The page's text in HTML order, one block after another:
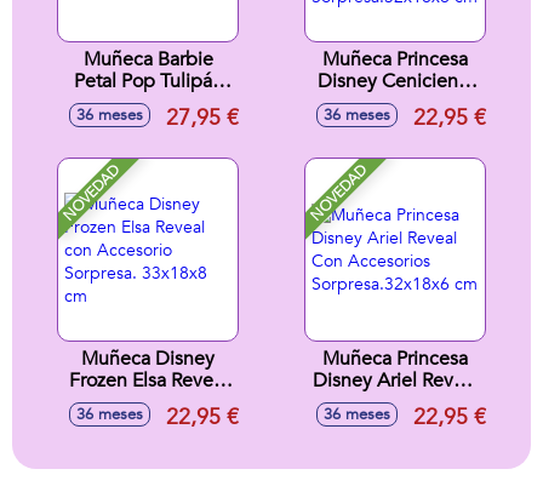
Muñeca Barbie
Petal Pop Tulipán
Rosa 32x12x12 cm
36 meses 27,95 €
Muñeca Princesa
Disney Cenicienta
Reveal Con
Accesorios
cm
36 meses 22,95 €
NOVEDAD
Muñeca Disney
Frozen Elsa Reveal
con Accesorio
Sorpresa. 33x18x8
36 meses 22,95 €
NOVEDAD
Muñeca Princesa
Disney Ariel Reveal
Con Accesorios
Sorpresa.32x18x6
36 meses 22,95 €